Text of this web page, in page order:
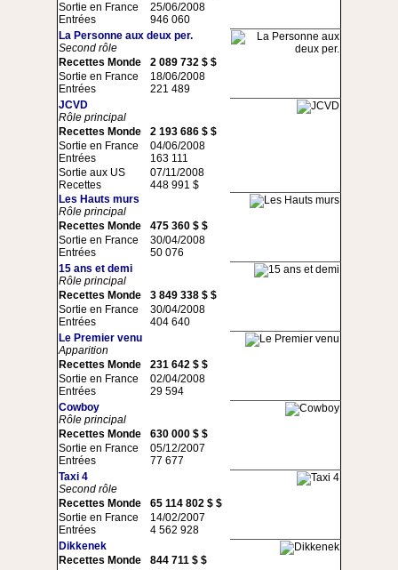
Sortie en France
Entrées
25/06/2008
946 060
La Personne aux deux per.
Second rôle
Recettes Monde
2 089 732 $ $
Sortie en France
Entrées
18/06/2008
221 489
JCVD
Rôle principal
Recettes Monde
2 193 686 $ $
Sortie en France
Entrées
04/06/2008
163 111
Sortie aux US
Recettes
07/11/2008
448 991 $
Les Hauts murs
Rôle principal
Recettes Monde
475 360 $ $
Sortie en France
Entrées
30/04/2008
50 076
15 ans et demi
Rôle principal
Recettes Monde
3 849 338 $ $
Sortie en France
Entrées
30/04/2008
404 640
Le Premier venu
Apparition
Recettes Monde
231 642 $ $
Sortie en France
Entrées
02/04/2008
29 594
Cowboy
Rôle principal
Recettes Monde
630 000 $ $
Sortie en France
Entrées
05/12/2007
77 677
Taxi 4
Second rôle
Recettes Monde
65 114 802 $ $
Sortie en France
Entrées
14/02/2007
4 562 928
Dikkenek
Recettes Monde
844 711 $ $